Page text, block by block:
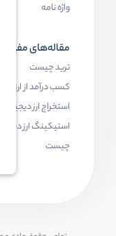
واژه نامه
مقاله‌های مفید
ترید چیست
کسب درآمد از ارز
استخراج ارز
استیکینگ ارز دیجیتال
چیست